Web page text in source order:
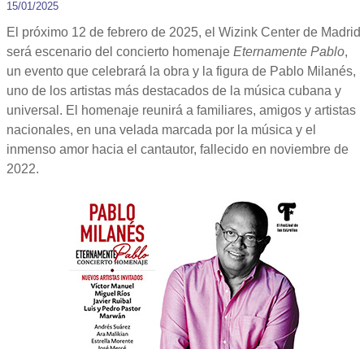
15/01/2025
El próximo 12 de febrero de 2025, el Wizink Center de Madrid
será escenario del concierto homenaje Eternamente Pablo,
un evento que celebrará la obra y la figura de Pablo Milanés,
uno de los artistas más destacados de la música cubana y
universal. El homenaje reunirá a familiares, amigos y artistas
nacionales, en una velada marcada por la música y el
inmenso amor hacia el cantautor, fallecido en noviembre de
2022.